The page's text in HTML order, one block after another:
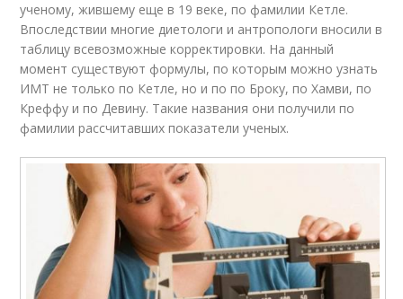
ученому, жившему еще в 19 веке, по фамилии Кетле.
Впоследствии многие диетологи и антропологи вносили в
таблицу всевозможные корректировки. На данный
момент существуют формулы, по которым можно узнать
ИМТ не только по Кетле, но и по по Броку, по Хамви, по
Креффу и по Девину. Такие названия они получили по
фамилии рассчитавших показатели ученых.